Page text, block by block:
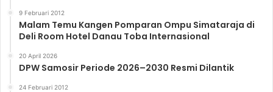
9 Februari 2012
Malam Temu Kangen Pomparan Ompu Simataraja di
Deli Room Hotel Danau Toba Internasional
20 April 2026
DPW Samosir Periode 2026–2030 Resmi Dilantik
24 Februari 2012